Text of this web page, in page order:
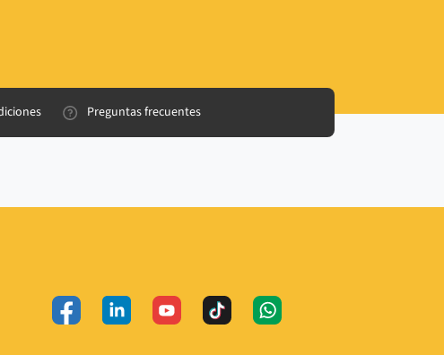
Preguntas frecuentes